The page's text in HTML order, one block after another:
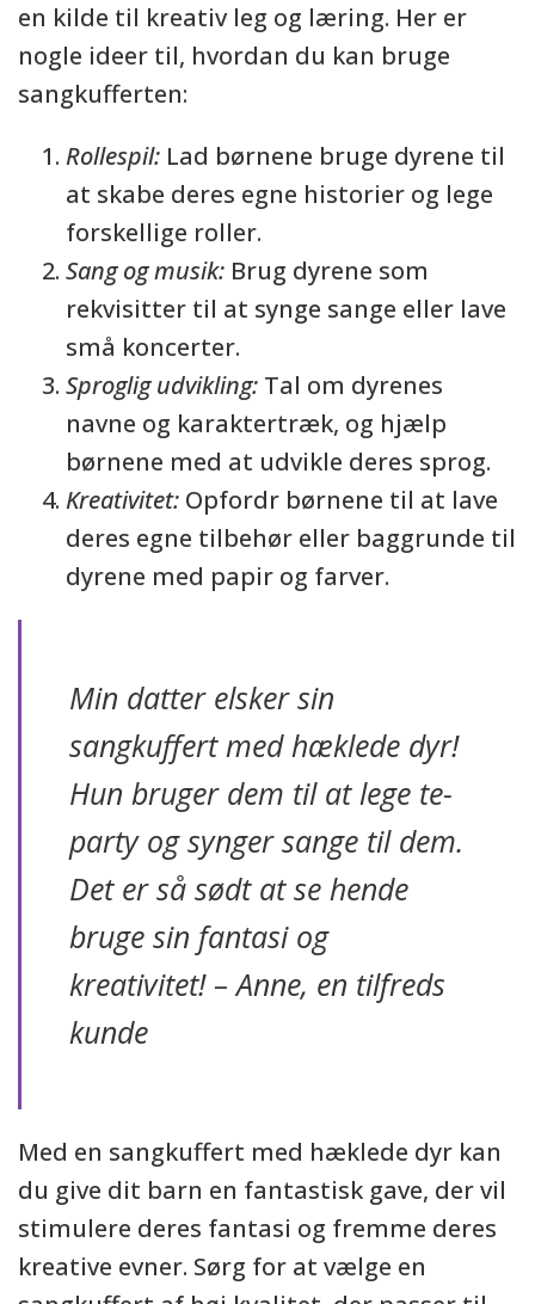
en kilde til kreativ leg og læring. Her er
nogle ideer til, hvordan du kan bruge
sangkufferten:
Rollespil: Lad børnene bruge dyrene til
at skabe deres egne historier og lege
forskellige roller.
Sang og musik: Brug dyrene som
rekvisitter til at synge sange eller lave
små koncerter.
Sproglig udvikling: Tal om dyrenes
navne og karaktertræk, og hjælp
børnene med at udvikle deres sprog.
Kreativitet: Opfordr børnene til at lave
deres egne tilbehør eller baggrunde til
dyrene med papir og farver.
Min datter elsker sin
sangkuffert med hæklede dyr!
Hun bruger dem til at lege te-
party og synger sange til dem.
Det er så sødt at se hende
bruge sin fantasi og
kreativitet! – Anne, en tilfreds
kunde
Med en sangkuffert med hæklede dyr kan
du give dit barn en fantastisk gave, der vil
stimulere deres fantasi og fremme deres
kreative evner. Sørg for at vælge en